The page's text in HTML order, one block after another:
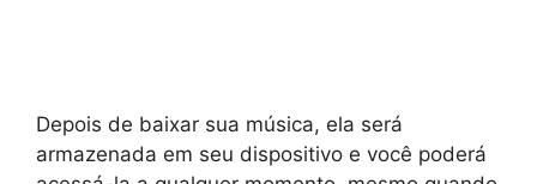
Depois de baixar sua música, ela será
armazenada em seu dispositivo e você poderá